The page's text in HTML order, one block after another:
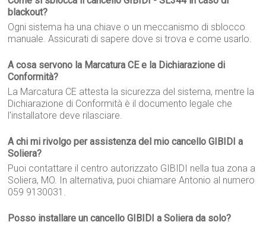
blackout?
Ogni sistema ha una chiave o un meccanismo di sblocco
manuale. Assicurati di sapere dove si trova e come usarlo.
A cosa servono la Marcatura CE e la Dichiarazione di
Conformità?
La Marcatura CE attesta la sicurezza del sistema, mentre la
Dichiarazione di Conformità è il documento legale che
l'installatore deve rilasciare.
A chi mi rivolgo per assistenza del mio cancello GIBIDI a
Soliera?
Puoi contattare il centro autorizzato GIBIDI nella tua zona a
Soliera, MO. In alternativa, puoi chiamare Antonio al numero
059 9130031.
Posso installare un cancello GIBIDI a Soliera da solo?